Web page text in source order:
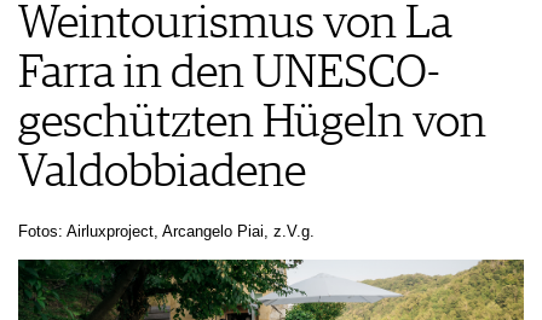
WEINE DES MONATS
TRINKREIFETABELLE
UNIQUE WINERIES
CLUB LES DOMAINES
WEINGESCHICHTE
WEINLAGERUNG
INFOGRAFIKEN
TIPPS & TRICKS
NEWS
EVENTS
EVENTKALENDER
EVENT-BILDER
ESSEN & TRINKEN
FOOD PAIRING TIPPS
FOOD PAIRING TABELLE
MAGAZIN
Weintourismus von La
Farra in den UNESCO-
geschützten Hügeln von
Valdobbiadene
Fotos: Airluxproject, Arcangelo Piai, z.V.g.